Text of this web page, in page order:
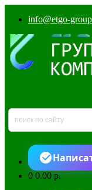
info@etgo-
00.00 р.